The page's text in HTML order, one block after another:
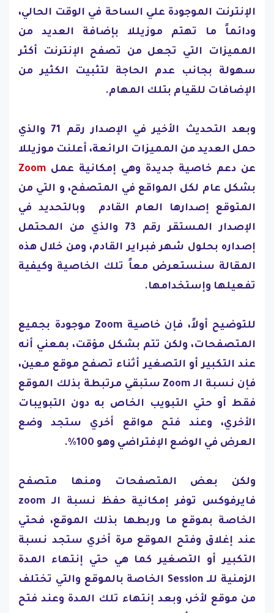
الإنترنت الموجودة علي الساحة في الوقت الحالي،
ودائماً ما تهتم موزيللا بإضافة العديد من
المميزات التي تجعل من تصفح الإنترنت أكثر
سهولة بجانب عدم الحاجة لتثبيت الكثير من
الإضافات للقيام بتلك المهام.
وبعد التحديث الأخير في الإصدار رقم 71 والذي
حمل العديد من المميزات الرائعة، أعلنت موزيللا
عن دعم خاصية جديدة وهي إمكانية عمل Zoom
بشكل عام لكل المواقع في المتصفح، و التي من
المتوقع إصدارها العام القادم وبالتحديد في
الإصدار المستقر رقم 73 والذي من المحتمل
إصداره بحلول شهر فبراير القادم، ومن خلال هذه
المقالة سنستعرض معاً تلك الخاصية وكيفية
تفعيلها وإستخدامها.
للتوضيح أولاً، فإن خاصية Zoom موجودة بجميع
المتصفحات، ولكن تتم بشكل مؤقت، بمعني أنه
عند التكبير أو التصغير أثناء تصفح موقع معين،
فإن نسبة الـ Zoom ستبقي مرتبطة بذلك الموقع
فقط أو حتي التبويب الخاص به دون التبويبات
الأخري، وعند فتح مواقع أخري ستجد وضع
العرض في الوضع الإفتراضي وهو 100%.
ولكن بعض المتصفحات ومنها متصفح
فايرفوكس توفر إمكانية حفظ نسبة الـ zoom
الخاصة بموقع ما وربطها بذلك الموقع، فحتي
عند إغلاق وفتح الموقع مرة أخري ستجد نسبة
التكبير أو التصغير كما هي حتي إنتهاء المدة
الزمنية للـ Session الخاصة بالموقع والتي تختلف
من موقع لأخر، وبعد إنتهاء تلك المدة وعند فتح